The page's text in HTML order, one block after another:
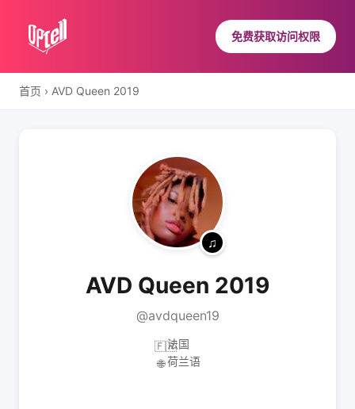
免费获取访问权限
首页 › AVD Queen 2019
AVD Queen 2019
@avdqueen19
🇫🇷法国
🌐 荷兰语